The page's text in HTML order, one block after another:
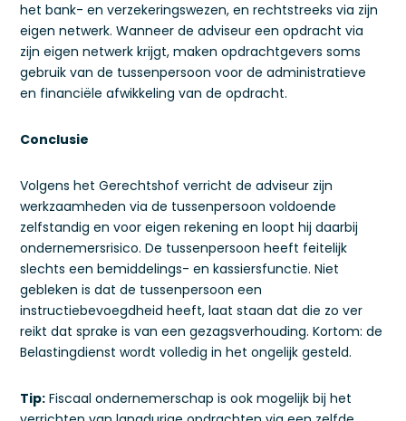
het bank- en verzekeringswezen, en rechtstreeks via zijn
eigen netwerk. Wanneer de adviseur een opdracht via
zijn eigen netwerk krijgt, maken opdrachtgevers soms
gebruik van de tussenpersoon voor de administratieve
en financiële afwikkeling van de opdracht.
Conclusie
Volgens het Gerechtshof verricht de adviseur zijn
werkzaamheden via de tussenpersoon voldoende
zelfstandig en voor eigen rekening en loopt hij daarbij
ondernemersrisico. De tussenpersoon heeft feitelijk
slechts een bemiddelings- en kassiersfunctie. Niet
gebleken is dat de tussenpersoon een
instructiebevoegdheid heeft, laat staan dat die zo ver
reikt dat sprake is van een gezagsverhouding. Kortom: de
Belastingdienst wordt volledig in het ongelijk gesteld.
Tip: Fiscaal ondernemerschap is ook mogelijk bij het